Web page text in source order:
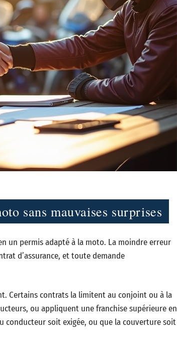
sans mauvaises surprises
un permis adapté à la moto. La moindre erreur
d’assurance, et toute demande
Certains contrats la limitent au conjoint ou à la
ou appliquent une franchise supérieure en
conducteur soit exigée, ou que la couverture soit